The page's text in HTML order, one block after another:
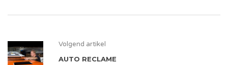
Volgend artikel
AUTO RECLAME